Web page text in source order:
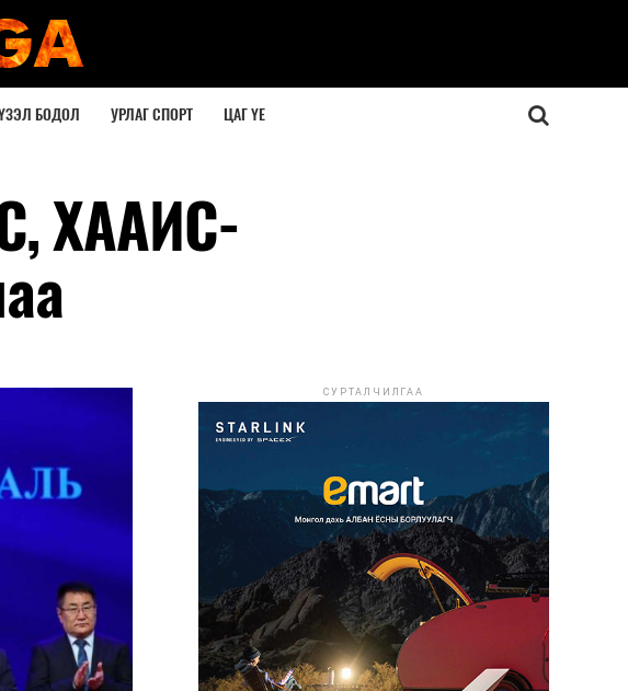
БОДОЛ УРЛАГ СПОРТ ЦАГ ҮЕ
ХААИС-
СУРТАЛЧИЛГАА